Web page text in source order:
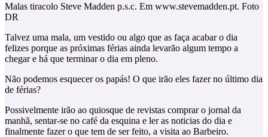
Malas tiracolo Steve Madden p.s.c. Em www.stevemadden.pt. Foto
DR
Talvez uma mala, um vestido ou algo que as faça acabar o dia
felizes porque as próximas férias ainda levarão algum tempo a
chegar e há que terminar o dia em pleno.
Não podemos esquecer os papás! O que irão eles fazer no último dia
de férias?
Possivelmente irão ao quiosque de revistas comprar o jornal da
manhã, sentar-se no café da esquina e ler as noticias do dia e
finalmente fazer o que tem de ser feito, a visita ao Barbeiro.